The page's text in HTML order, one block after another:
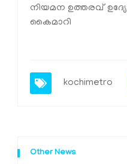
നിയമന ഉത്തരവ്
കൈമാറി
kochimetro
Other News